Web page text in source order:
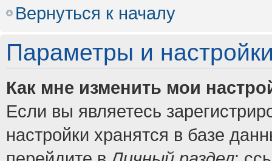
Вернуться к началу
Параметры и
Как мне изменить мои
Если вы являетесь
настройки хранятся в базе